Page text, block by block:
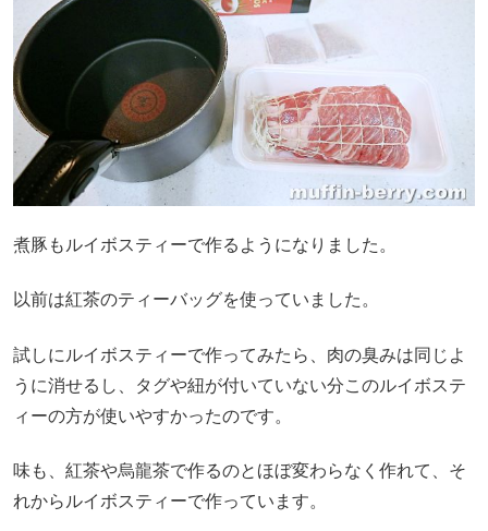
煮豚もルイボスティーで作るようになりました。
以前は紅茶のティーバッグを使っていました。
試しにルイボスティーで作ってみたら、肉の臭みは同じよ
うに消せるし、タグや紐が付いていない分このルイボステ
ィーの方が使いやすかったのです。
味も、紅茶や烏龍茶で作るのとほぼ変わらなく作れて、そ
れからルイボスティーで作っています。